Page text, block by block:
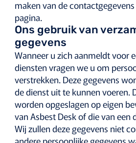
maken van de
pagina.
Ons gebruik van
gegevens
Wanneer u zich aanmeldt voor
diensten vragen we u om
verstrekken. Deze gegevens
de dienst uit te kunnen voeren.
worden opgeslagen op eigen
van Asbest Desk of die van een
Wij zullen deze gegevens niet